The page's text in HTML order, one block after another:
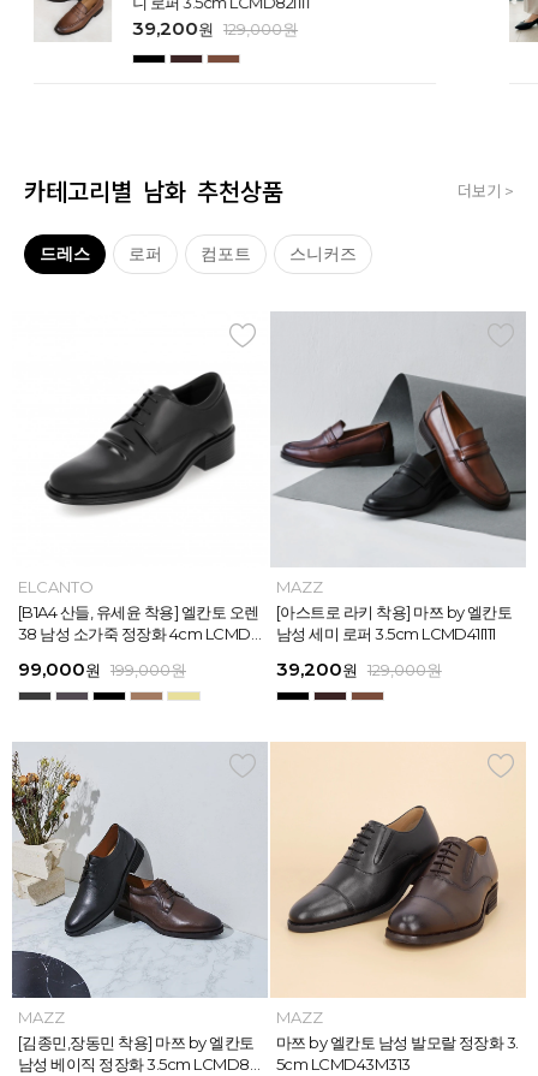
39,200원 129,000원
카테고리별 남화 추천상품 더보기 >
드레스 로퍼 컴포트 스니커즈
MAZZ
마쯔 by 엘칸토 남성 데이엔 스니커즈
3.5cm LCMS20M413
71,400원 189,000원
INTENSE
[아스트로 엠제이 착용] 인텐스 by 엘
칸토 남성 클래식 스니커즈 3cm LC
45,900원 129,000원
MAZZ
마쯔 by 엘칸토 남성 스트라이프 웨빙
포인트 스니커즈 3cm LCMS68M31
MAZZ
마쯔 by 엘칸토 남성 플레인 볼륨 컵
솔 스니커즈 3cm LCMS62M613
ELCANTO
[B1A4 산들, 유세윤 착용] 엘칸토 오렌
38 남성 소가죽 정장화 4cm LCMD3
99,000원 199,000원
MAZZ
[아스트로 라키 착용] 마쯔 by 엘칸토
남성 세미 로퍼 3.5cm LCMD41I111
39,200원 129,000원
MAZZ
[김종민,장동민 착용] 마쯔 by 엘칸토
남성 베이직 정장화 3.5cm LCMD80
MAZZ
마쯔 by 엘칸토 남성 발모랄 정장화 3.
5cm LCMD43M313
MAZZ
[박형식, 지창욱 착용] 마쯔 by 엘칸토
남성 페니 로퍼 3.5cm LCMD82I111
39,200원 129,000원
MAZZ
[안보현 착용] 마쯔 by 엘칸토 남성 캐
쥬얼 플렉시블 로퍼 2cm LCMC93M
38,250원 159,000원
MAZZ
마쯔 by 엘칸토 남성 오버랩 로퍼 2c
m LCMC92I126
MAZZ
마쯔 by 엘칸토 남성 스트랩 로퍼 2c
m LCMC91M313
MAZZ
마쯔 by 엘칸토 남성 데일리 컴포트화
4cm LCMF95M111
38,250원 129,000원
MAZZ
마쯔 by 엘칸토 남성 캐주얼 더비 슈
즈 2.4cm LCMC21M326
38,250원 129,000원
MAZZ
마쯔 by 엘칸토 남성 포인트 컴포트화
4cm LCMD11M111
MAZZ
마쯔 by 엘칸토 남성 캐주얼 컴포트화
4cm LCMD13M111
MAZZ
마쯔 by 엘칸토 남성 데이엔 스니커즈
3.5cm LCMS20M413
71,400원 189,000원
INTENSE
[아스트로 엠제이 착용] 인텐스 by 엘
칸토 남성 클래식 스니커즈 3cm LC
45,900원 129,000원
MAZZ
마쯔 by 엘칸토 남성 스트라이프 웨빙
포인트 스니커즈 3cm LCMS68M31
MAZZ
마쯔 by 엘칸토 남성 플레인 볼륨 컵
솔 스니커즈 3cm LCMS62M613
ELCANTO
[B1A4 산들, 유세윤 착용] 엘칸토 오렌
38 남성 소가죽 정장화 4cm LCMD3
99,000원 199,000원
MAZZ
[아스트로 라키 착용] 마쯔 by 엘칸토
남성 세미 로퍼 3.5cm LCMD41I111
39,200원 129,000원
MAZZ
[김종민,장동민 착용] 마쯔 by 엘칸토
남성 베이직 정장화 3.5cm LCMD80
MAZZ
마쯔 by 엘칸토 남성 발모랄 정장화 3.
5cm LCMD43M313